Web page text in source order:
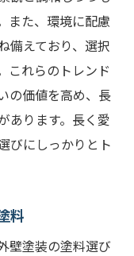
また、環境に配慮
備えており、選択
これらのトレンド
の価値を高め、長
あります。長く愛
びにしっかりとト
料
壁塗装の塗料選び